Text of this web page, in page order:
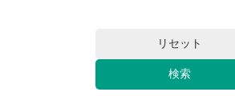
リセット